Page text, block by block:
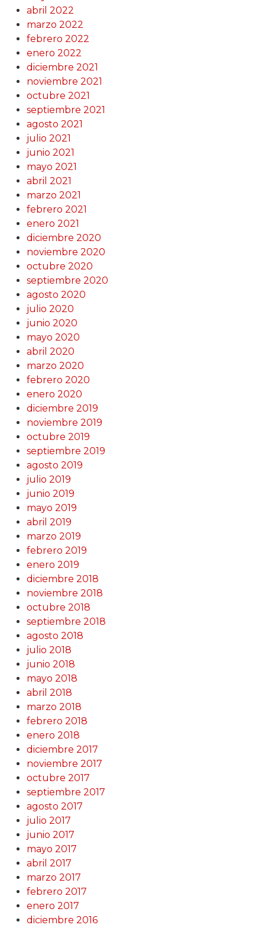
abril 2022
marzo 2022
febrero 2022
enero 2022
diciembre 2021
noviembre 2021
octubre 2021
septiembre 2021
agosto 2021
julio 2021
junio 2021
mayo 2021
abril 2021
marzo 2021
febrero 2021
enero 2021
diciembre 2020
noviembre 2020
octubre 2020
septiembre 2020
agosto 2020
julio 2020
junio 2020
mayo 2020
abril 2020
marzo 2020
febrero 2020
enero 2020
diciembre 2019
noviembre 2019
octubre 2019
septiembre 2019
agosto 2019
julio 2019
junio 2019
mayo 2019
abril 2019
marzo 2019
febrero 2019
enero 2019
diciembre 2018
noviembre 2018
octubre 2018
septiembre 2018
agosto 2018
julio 2018
junio 2018
mayo 2018
abril 2018
marzo 2018
febrero 2018
enero 2018
diciembre 2017
noviembre 2017
octubre 2017
septiembre 2017
agosto 2017
julio 2017
junio 2017
mayo 2017
abril 2017
marzo 2017
febrero 2017
enero 2017
diciembre 2016